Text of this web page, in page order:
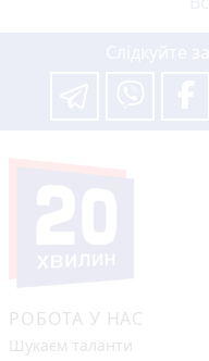
РОБОТА У НАС
Шукаєм таланти